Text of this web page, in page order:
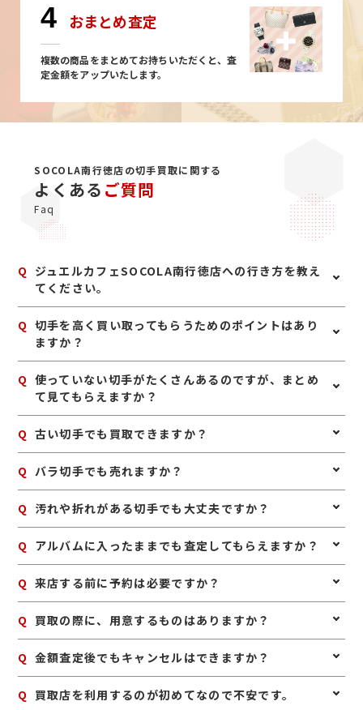
4 おまとめ査定
複数の商品をまとめてお持ちいただくと、査
定金額をアップいたします。
SOCOLA南行徳店の切手買取に関する
よくある ご質問
Faq
Q ジュエルカフェSOCOLA南行徳店への行き方を教え
てください。
A 南行徳駅前通りを南方向に直進し、地上駐車場ご利用の
場合は、駐車場案内に従って左折、駐車場出入口よりお
入りください。 地下または屋上駐車場ご利用の場合は、
に従って、駐車場出入口よりお入りください。ソコラに
入っていただいて2階のエスカレーターを上がっていた
Q 切手を高く買い取ってもらうためのポイントはあり
ますか？
A 切手は、できるだけきれいな状態で保管されていること
が大切です。シートのまま残っているものは評価しやす
い場合があり、バラ切手もまとめてお持ちいただくこと
無理に外さず、そのままお持ち込みいただくのがおすす
めです。
Q 使っていない切手がたくさんあるのですが、まとめ
て見てもらえますか？
A はい、まとめて査定可能です。シート切手はもちろん、
Q 古い切手でも買取できますか？
A はい、古い切手でも査定できる場合があります。普通切
Q バラ切手でも売れますか？
A はい、バラ切手も買取対象です。シートのほうが評価し
Q 汚れや折れがある切手でも大丈夫ですか？
A 状態によっては査定額に影響しますが、まずは拝見いた
Q アルバムに入ったままでも査定してもらえますか？
A はい、そのままで問題ありません。無理に整理したり取
Q 来店する前に予約は必要ですか？
A 予約は必要ありませんのでいつでもお越しいただけます
すとスムーズにご案内できます。
Q 買取の際に、用意するものはありますか？
A はい。身分証明書(運転免許証、マイナンバーカード、
Q 金額査定後でもキャンセルはできますか？
A お値段にご満足いただけない場合は、もちろんキャンセ
Q 買取店を利用するのが初めてなので不安です。